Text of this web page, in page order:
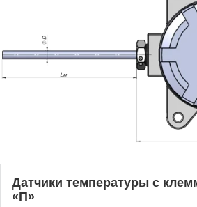
Датчики температуры с
«П»